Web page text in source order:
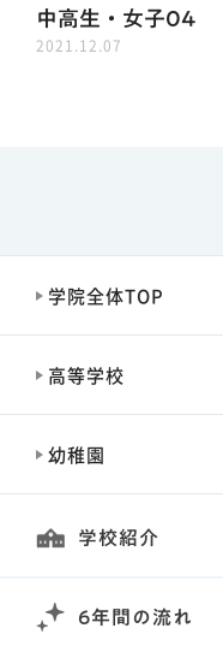
中高生・女子04
2021.12.07
学院全体TOP
高等学校
幼稚園
学校紹介
6年間の流れ